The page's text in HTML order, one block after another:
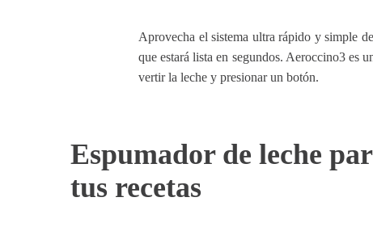
Aprovecha el sistema ultra rápido y simple
que estará lista en segundos. Aeroccino3 es
vertir la leche y presionar un botón.
Espumador de leche
tus recetas